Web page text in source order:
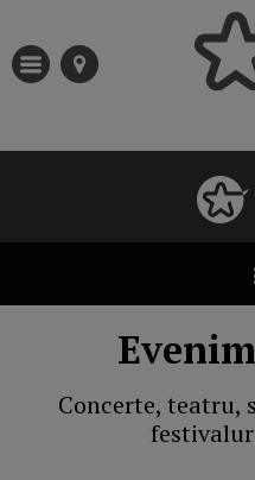
Concerte, teatru,